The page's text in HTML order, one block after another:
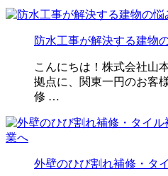
防水工事が解決する建物
こんにちは！株式会社山
拠点に、関東一円のお客
修 …
外壁のひび割れ補修・タ